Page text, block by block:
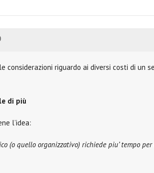
considerazioni riguardo ai diversi costi di un
di più
l’idea:
(o quello organizzativo) richiede piu’ tempo